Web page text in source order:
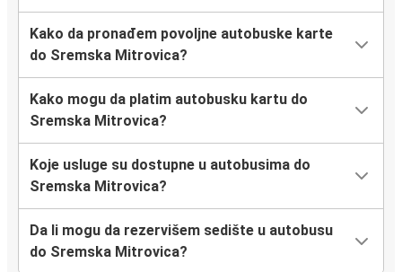
Kako da pronađem povoljne autobuske karte
do Sremska Mitrovica?
Kako mogu da platim autobusku kartu do
Sremska Mitrovica?
Koje usluge su dostupne u autobusima do
Sremska Mitrovica?
Da li mogu da rezervišem sedište u autobusu
do Sremska Mitrovica?